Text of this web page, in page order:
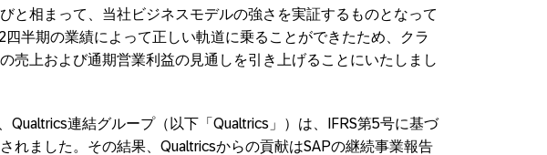
と相まって、当社ビジネスモデルの強さを実証するものとなって
四半期の業績によって正しい軌道に乗ることができたため、クラ
売上および通期営業利益の見通しを引き上げることにいたしまし
Qualtrics連結グループ（以下「Qualtrics」）は、IFRS第5号に基づ
れました。その結果、Qualtricsからの貢献はSAPの継続事業報告